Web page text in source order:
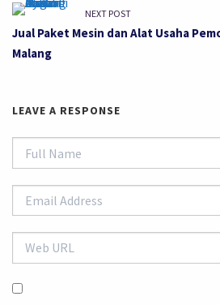
NEXT POST
Jual Paket Mesin dan Alat Usaha
Malang
LEAVE A RESPONSE